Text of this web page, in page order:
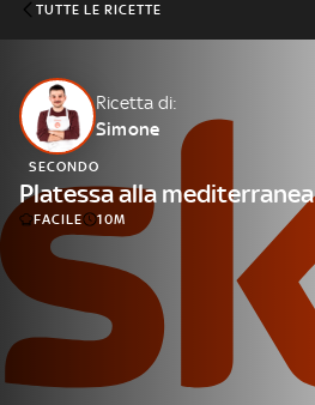
Cos’altro vedere:
PROGRAMMI SKY
Un mondo di offerte:
SKY.IT
NOW
TUTTE LE RICETTE
Ricetta di:
Simone
SECONDO
Platessa alla mediterranea
FACILE 10M